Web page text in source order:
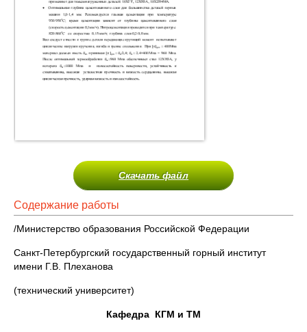
Скачать файл
Содержание работы
/Министерство образования Российской Федерации
Санкт-Петербургский государственный горный институт
имени Г.В. Плеханова
(технический университет)
Кафедра КГМ и ТМ